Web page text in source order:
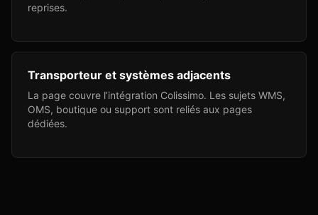
reprises.
Transporteur et systèmes adjacents
La page couvre l’intégration Colissimo. Les sujets WMS,
OMS, boutique ou support sont reliés aux pages
dédiées.